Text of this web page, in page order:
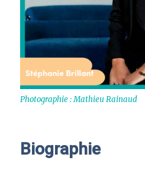
Photographie : Mathieu Rainaud
Biographie